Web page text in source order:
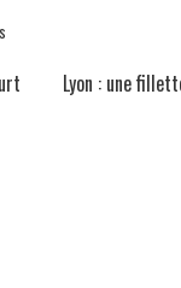
Lyon : une